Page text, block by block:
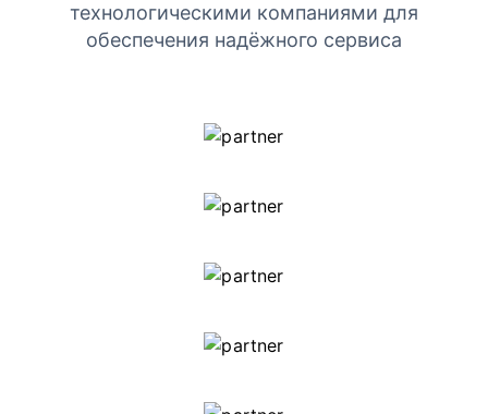
технологическими компаниями для
обеспечения надёжного сервиса